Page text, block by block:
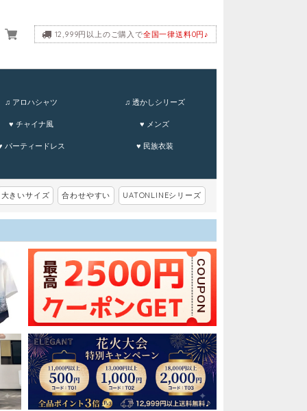
12,999円以上のご購入で全国一律送料0円♪
♫ アロハシャツ ♫ 透かしシリーズ
♥ チャイナ風 ♥ メンズ
パーティードレス ♥ 民族衣装
大きいサイズ 合わせやすい UATONLINEシリーズ